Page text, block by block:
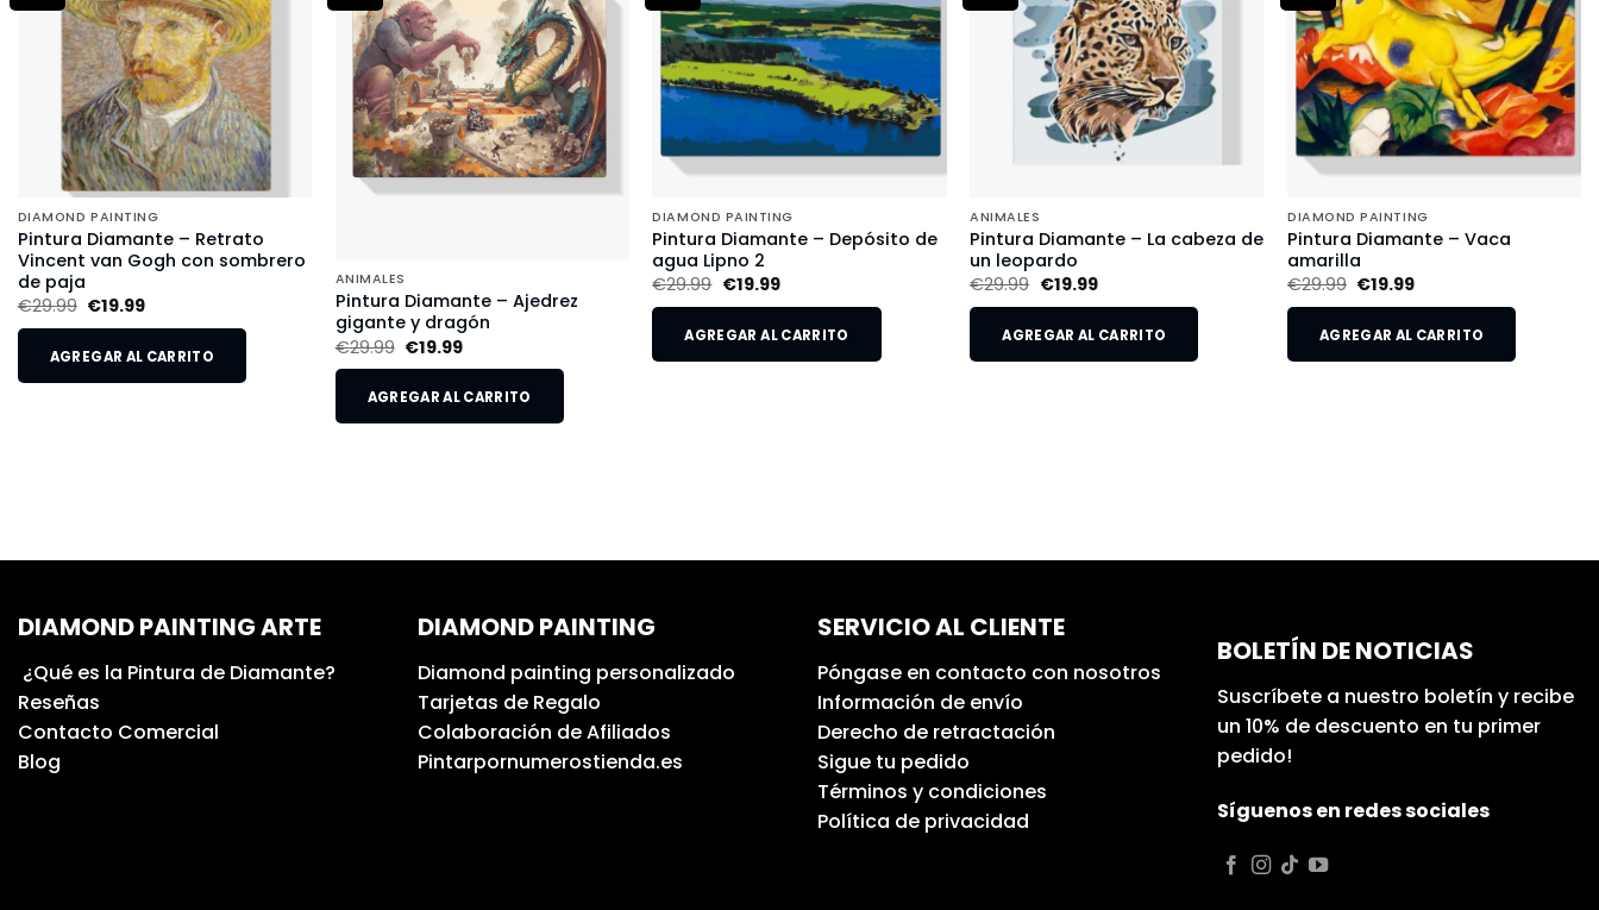
DIAMOND PAINTING
Pintura Diamante – Retrato
Vincent van Gogh con sombrero
de paja
€29.99 €19.99
AGREGAR AL CARRITO
ANIMALES
Pintura Diamante – Ajedrez
gigante y dragón
€29.99 €19.99
AGREGAR AL CARRITO
DIAMOND PAINTING
Pintura Diamante – Depósito de
agua Lipno 2
€29.99 €19.99
AGREGAR AL CARRITO
ANIMALES
Pintura Diamante – La cabeza de
un leopardo
€29.99 €19.99
AGREGAR AL CARRITO
DIAMOND PAINTING
Pintura Diamante – Vaca
amarilla
€29.99 €19.99
AGREGAR AL CARRITO
DIAMOND PAINTING ARTE
¿Qué es la Pintura de Diamante?
Reseñas
Contacto Comercial
Blog
DIAMOND PAINTING
Diamond painting personalizado
Tarjetas de Regalo
Colaboración de Afiliados
Pintarpornumerostienda.es
SERVICIO AL CLIENTE
Póngase en contacto con nosotros
Información de envío
Derecho de retractación
Sigue tu pedido
Términos y condiciones
Política de privacidad
BOLETÍN DE NOTICIAS
Suscríbete a nuestro boletín y recibe
un 10% de descuento en tu primer
pedido!
Síguenos en redes sociales